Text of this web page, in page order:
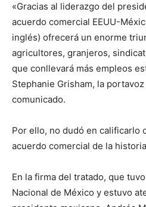
«Gracias al liderazgo del
acuerdo comercial EEUU-
inglés) ofrecerá un enorme
agricultores, granjeros,
que conllevará más empleos
Stephanie Grisham, la
comunicado.
Por ello, no dudó en calificarlo
acuerdo comercial de la
En la firma del tratado, que
Nacional de México y estuvo